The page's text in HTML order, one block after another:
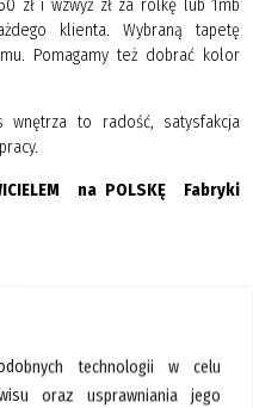
technologii w celu
oraz usprawniania jego
zł i wzwyż zł za rolkę lub 1mb
klienta. Wybraną tapetę
Pomagamy też dobrać kolor
to radość, satysfakcja
na POLSKĘ Fabryki